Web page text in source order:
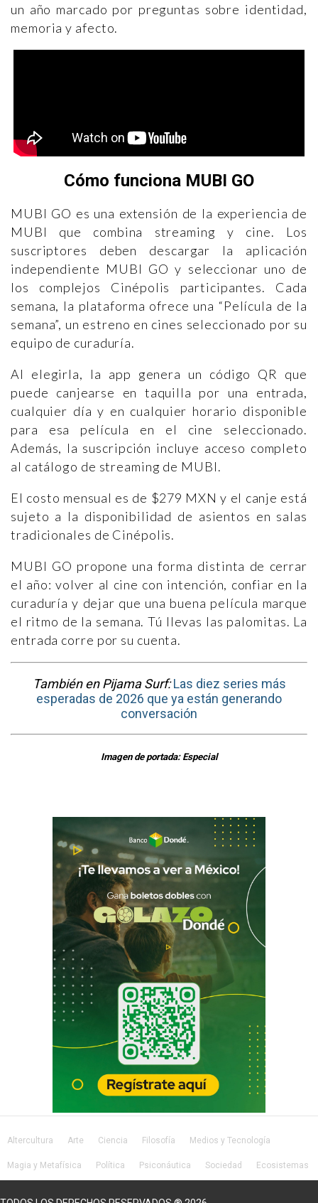
un año marcado por preguntas sobre identidad,
memoria y afecto.
Cómo funciona MUBI GO
MUBI GO es una extensión de la experiencia de
MUBI que combina streaming y cine. Los
suscriptores deben descargar la aplicación
independiente MUBI GO y seleccionar uno de
los complejos Cinépolis participantes. Cada
semana, la plataforma ofrece una “Película de la
semana”, un estreno en cines seleccionado por su
equipo de curaduría.
Al elegirla, la app genera un código QR que
puede canjearse en taquilla por una entrada,
cualquier día y en cualquier horario disponible
para esa película en el cine seleccionado.
Además, la suscripción incluye acceso completo
al catálogo de streaming de MUBI.
El costo mensual es de $279 MXN y el canje está
sujeto a la disponibilidad de asientos en salas
tradicionales de Cinépolis.
MUBI GO propone una forma distinta de cerrar
el año: volver al cine con intención, confiar en la
curaduría y dejar que una buena película marque
el ritmo de la semana. Tú llevas las palomitas. La
entrada corre por su cuenta.
También en Pijama Surf:Las diez series más
esperadas de 2026 que ya están generando
conversación
Imagen de portada: Especial
Altercultura Arte Ciencia Filosofía Medios y Tecnología
Magia y Metafísica Política Psiconáutica Sociedad Ecosistemas